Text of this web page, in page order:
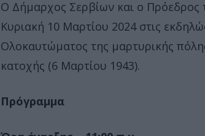
Ο Δήμαρχος Σερβίων και ο Πρόεδρος
Κυριακή 10 Μαρτίου 2024 στις
Ολοκαυτώματος της μαρτυρικής
κατοχής (6 Μαρτίου 1943).
Πρόγραμμα